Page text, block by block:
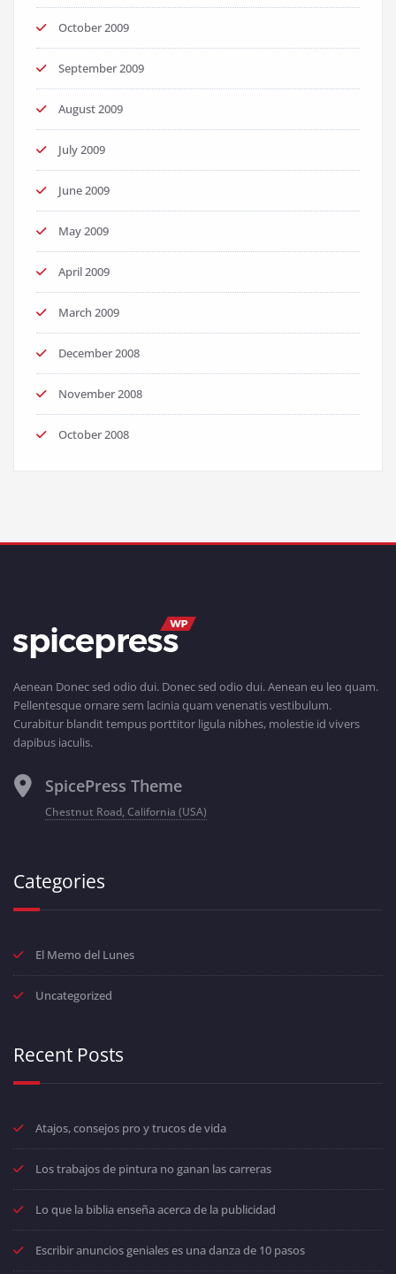
October 2009
September 2009
August 2009
July 2009
June 2009
May 2009
April 2009
March 2009
December 2008
November 2008
October 2008
Aenean Donec sed odio dui. Donec sed odio dui. Aenean eu leo quam.
Pellentesque ornare sem lacinia quam venenatis vestibulum.
Curabitur blandit tempus porttitor ligula nibhes, molestie id vivers
dapibus iaculis.
SpicePress Theme
Chestnut Road, California (USA)
Categories
El Memo del Lunes
Uncategorized
Recent Posts
Atajos, consejos pro y trucos de vida
Los trabajos de pintura no ganan las carreras
Lo que la biblia enseña acerca de la publicidad
Escribir anuncios geniales es una danza de 10 pasos